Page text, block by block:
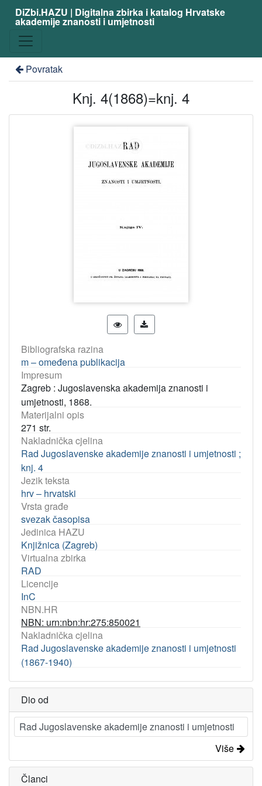
DiZbi.HAZU | Digitalna zbirka i katalog Hrvatske
akademije znanosti i umjetnosti
Povratak
Knj. 4(1868)=knj. 4
Bibliografska razina
m – omeđena publikacija
Impresum
Zagreb : Jugoslavenska akademija znanosti i
umjetnosti, 1868.
Materijalni opis
271 str.
Nakladnička cjelina
Rad Jugoslavenske akademije znanosti i umjetnosti ;
knj. 4
Jezik teksta
hrv – hrvatski
Vrsta građe
svezak časopisa
Jedinica HAZU
Knjižnica (Zagreb)
Virtualna zbirka
RAD
Licencije
InC
NBN.HR
NBN: urn:nbn:hr:275:850021
Nakladnička cjelina
Rad Jugoslavenske akademije znanosti i umjetnosti
(1867-1940)
Dio od
Rad Jugoslavenske akademije znanosti i umjetnosti
Više
Članci